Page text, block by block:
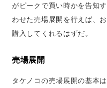
がピークで買い時かを告知
わせた売場展開を行えば、
購入してくれるはずだ。
売場展開
タケノコの売場展開の基本